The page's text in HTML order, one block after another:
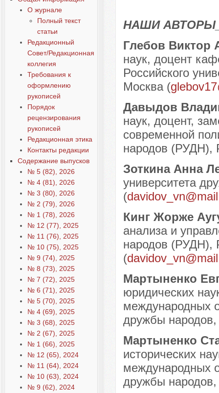
О журнале
Полный текст
статьи
Редакционный
Совет/Редакционная
коллегия
Требования к
оформлению
рукописей
Порядок
рецензирования
рукописей
Редакционная этика
Контакты редакции
Содержание выпусков
№ 5 (82), 2026
№ 4 (81), 2026
№ 3 (80), 2026
№ 2 (79), 2026
№ 1 (78), 2026
№ 12 (77), 2025
№ 11 (76), 2025
№ 10 (75), 2025
№ 9 (74), 2025
№ 8 (73), 2025
№ 7 (72), 2025
№ 6 (71), 2025
№ 5 (70), 2025
№ 4 (69), 2025
№ 3 (68), 2025
№ 2 (67), 2025
№ 1 (66), 2025
№ 12 (65), 2024
№ 11 (64), 2024
№ 10 (63), 2024
№ 9 (62), 2024
НАШИ
Глебов Виктор
наук, доцент
Российского
Москва (
Давыдов
наук, доцент,
современной
народов (РУДН),
Зоткина Анна
университета
(
Кинг Жорже
анализа и
народов (РУДН),
(
Мартыненко
юридических
международных
дружбы народов,
Мартыненко
исторических
международных
дружбы народов,